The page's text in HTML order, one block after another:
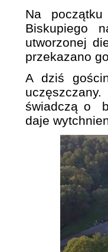
Na
Biskupiego
utworzonej
przekazano
A dziś
świadczą o
daje